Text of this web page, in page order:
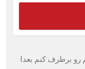
رو برطرف کنم بعدا